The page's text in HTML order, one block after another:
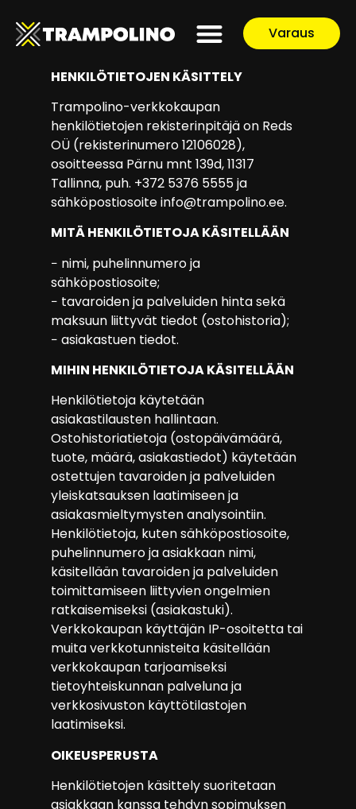
Varaus
HENKILÖTIETOJEN KÄSITTELY
Trampolino-verkkokaupan
henkilötietojen rekisterinpitäjä on Reds
OÜ (rekisterinumero 12106028),
osoitteessa Pärnu mnt 139d, 11317
Tallinna, puh. +372 5376 5555 ja
sähköpostiosoite info@trampolino.ee.
MITÄ HENKILÖTIETOJA KÄSITELLÄÄN
− nimi, puhelinnumero ja
sähköpostiosoite;
− tavaroiden ja palveluiden hinta sekä
maksuun liittyvät tiedot (ostohistoria);
− asiakastuen tiedot.
MIHIN HENKILÖTIETOJA KÄSITELLÄÄN
Henkilötietoja käytetään
asiakastilausten hallintaan.
Ostohistoriatietoja (ostopäivämäärä,
tuote, määrä, asiakastiedot) käytetään
ostettujen tavaroiden ja palveluiden
yleiskatsauksen laatimiseen ja
asiakasmieltymysten analysointiin.
Henkilötietoja, kuten sähköpostiosoite,
puhelinnumero ja asiakkaan nimi,
käsitellään tavaroiden ja palveluiden
toimittamiseen liittyvien ongelmien
ratkaisemiseksi (asiakastuki).
Verkkokaupan käyttäjän IP-osoitetta tai
muita verkkotunnisteita käsitellään
verkkokaupan tarjoamiseksi
tietoyhteiskunnan palveluna ja
verkkosivuston käyttötilastojen
laatimiseksi.
OIKEUSPERUSTA
Henkilötietojen käsittely suoritetaan
asiakkaan kanssa tehdyn sopimuksen